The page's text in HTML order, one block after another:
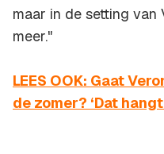
maar in de setting van
meer."
LEES OOK: Gaat
de zomer? ‘Dat